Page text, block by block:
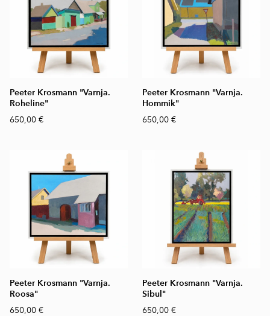
Peeter Krosmann "Varnja.
Roheline"
650,00 €
Peeter Krosmann "Varnja.
Hommik"
650,00 €
Peeter Krosmann "Varnja.
Roosa"
650,00 €
Peeter Krosmann "Varnja.
Sibul"
650,00 €